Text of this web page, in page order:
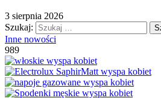
3 sierpnia 2026
Szukaj:
Inne nowości
989